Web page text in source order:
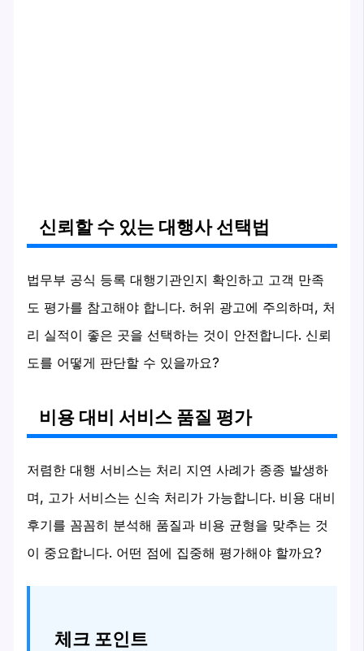
신뢰할 수 있는 대행사 선택법
법무부 공식 등록 대행기관인지 확인하고 고객 만족
도 평가를 참고해야 합니다. 허위 광고에 주의하며, 처
리 실적이 좋은 곳을 선택하는 것이 안전합니다. 신뢰
도를 어떻게 판단할 수 있을까요?
비용 대비 서비스 품질 평가
저렴한 대행 서비스는 처리 지연 사례가 종종 발생하
며, 고가 서비스는 신속 처리가 가능합니다. 비용 대비
후기를 꼼꼼히 분석해 품질과 비용 균형을 맞추는 것
이 중요합니다. 어떤 점에 집중해 평가해야 할까요?
체크 포인트